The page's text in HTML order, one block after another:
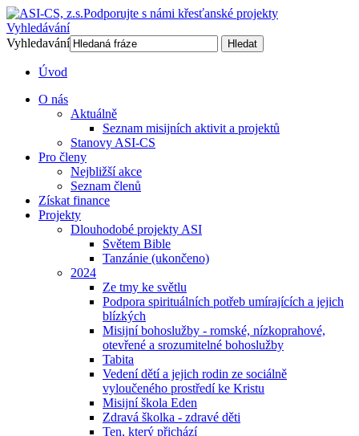
Podporujte s námi křesťanské projekty
Vyhledávání
Vyhledavání
Hledat
Úvod
O nás
Aktuálně
Seznam misijních aktivit a projektů
Stanovy ASI-CS
Pro členy
Nejbližší akce
Seznam členů
Získat finance
Projekty
Dlouhodobé projekty ASI
Světem Bible
Tanzánie (ukončeno)
2024
Ze tmy ke světlu
Podpora spirituálních potřeb umírajících a jejich
blízkých
Misijní bohoslužby - romské, nízkoprahové,
otevřené a srozumitelné bohoslužby
Tabita
Vedení dětí a jejich rodin ze sociálně
vyloučeného prostředí ke Kristu
Misijní škola Eden
Zdravá školka - zdravé děti
Ten, který přichází